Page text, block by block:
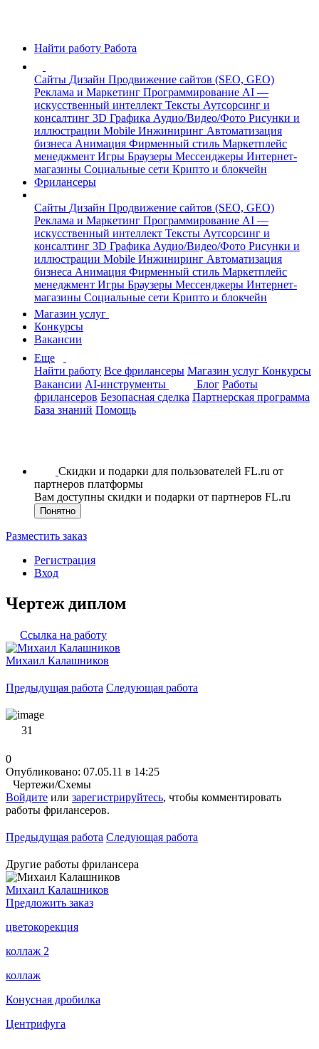
Найти работу Работа
Сайты Дизайн Продвижение сайтов (SEO, GEO)
Реклама и Маркетинг Программирование AI —
искусственный интеллект Тексты Аутсорсинг и
консалтинг 3D Графика Аудио/Видео/Фото Рисунки и
иллюстрации Mobile Инжиниринг Автоматизация
бизнеса Анимация Фирменный стиль Маркетплейс
менеджмент Игры Браузеры Мессенджеры Интернет-
магазины Социальные сети Крипто и блокчейн
Фрилансеры
Сайты Дизайн Продвижение сайтов (SEO, GEO)
Реклама и Маркетинг Программирование AI —
искусственный интеллект Тексты Аутсорсинг и
консалтинг 3D Графика Аудио/Видео/Фото Рисунки и
иллюстрации Mobile Инжиниринг Автоматизация
бизнеса Анимация Фирменный стиль Маркетплейс
менеджмент Игры Браузеры Мессенджеры Интернет-
магазины Социальные сети Крипто и блокчейн
Магазин услуг
Конкурсы
Вакансии
Еще
Найти работу Все фрилансеры Магазин услуг Конкурсы
Вакансии AI-инструменты Блог Работы
фрилансеров Безопасная сделка Партнерская программа
База знаний Помощь
Скидки и подарки для пользователей FL.ru от
партнеров платформы
Вам доступны скидки и подарки от партнеров FL.ru
Понятно
Разместить заказ
Регистрация
Вход
Чертеж диплом
Ссылка на работу
Михаил Калашников
Предыдущая работа Следующая работа
31
0
Опубликовано: 07.05.11 в 14:25
Чертежи/Схемы
Войдите или зарегистрируйтесь, чтобы комментировать
работы фрилансеров.
Предыдущая работа Следующая работа
Другие работы фрилансера
Михаил Калашников
Предложить заказ
цветокорекция
коллаж 2
коллаж
Конусная дробилка
Центрифуга